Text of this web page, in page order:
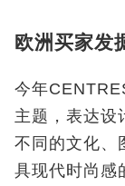
欧洲买家发
今年
主题，表达设
不同的文化、
具现代时尚感